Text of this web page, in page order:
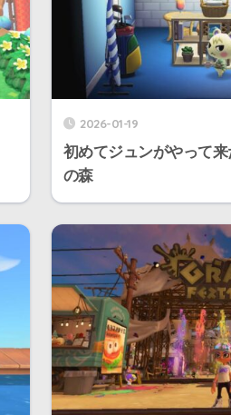
2026-01-19
初めてジュンがやって
の森